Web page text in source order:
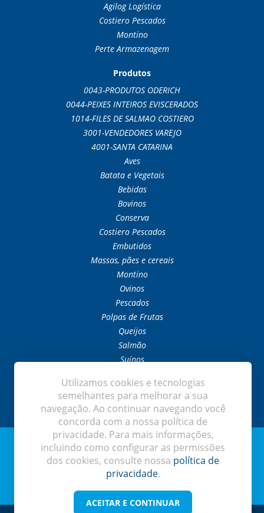
Agilog Logística
Costiero Pescados
Montino
Perte Armazenagem
Produtos
0043-PRODUTOS ODERICH
0044-PEIXES INTEIROS EVISCERADOS
1014-FILES DE SALMAO COSTIERO
3001-VENDEDORES VAREJO
4001-SANTA CATARINA
Aves
Batata e Vegetais
Bebidas
Bovinos
Conserva
Costiero Pescados
Embutidos
Massas, pães e cereais
Montino
Ovinos
Pescados
Polpas de Frutas
Queijos
Salmão
Suínos
Temperos Orientais
© Grupo Perte 2026 - Todos os direitos reservados - Política de
Privacidade
Perte Alimentos é uma marca do Grupo Perte
Utilizamos cookies e tecnologias
semelhantes para melhorar a sua
navegação. Ao continuar navegando você
concorda com a nossa política de
privacidade. Para mais informações,
incluindo como configurar as permissões
dos cookies, consulte nossa política de
privacidade.
ACEITAR E CONTINUAR